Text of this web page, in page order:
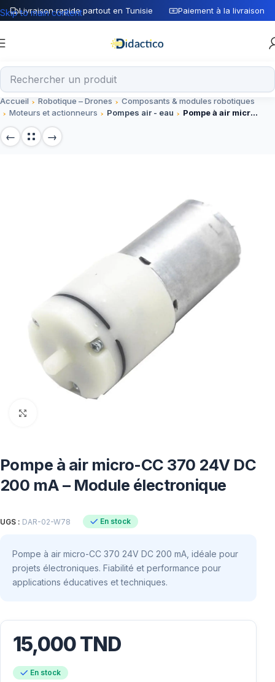
Livraison rapide partout en Tunisie Paiement à la livraison
Skip to main content
Accueil Robotique – Drones
Composants & modules robotiques
Moteurs et actionneurs
Pompes air - eau Pompe à air micro-CC 370 24V DC 200 mA – Module électronique
Pompe à air micro-CC 370 24V DC
200 mA – Module électronique
UGS : DAR-02-W78 En stock
Pompe à air micro-CC 370 24V DC 200 mA, idéale pour
projets électroniques. Fiabilité et performance pour
applications éducatives et techniques.
15,000TND
En stock